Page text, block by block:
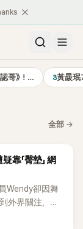
哥》！… 3黃晸
全部 →
「臀墊」 網
Wendy卻因舞
外界關注，又
光後，再度因